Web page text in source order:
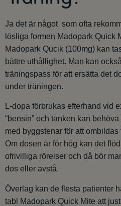
Ja det är något som ofta
lösliga formen Madopark Quick
Madopark Qucik (100mg) kan
bättre uthållighet. Man kan
träningspass för att ersätta det
under träningen.
L-dopa förbrukas efterhand vid
“bensin” och tanken kan
med byggstenar för att
Om dosen är för hög kan det
ofrivilliga rörelser och då bör
dos eller avstå.
Överlag kan de flesta patienter
tabl Madopark Quick Mite att